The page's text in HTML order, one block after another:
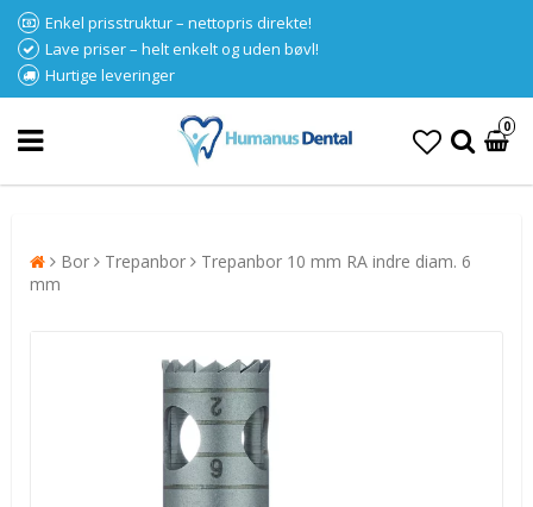
Enkel prisstruktur – nettopris direkte!
Lave priser – helt enkelt og uden bøvl!
Hurtige leveringer
0
Bor Trepanbor
Trepanbor 10 mm RA indre diam. 6
mm